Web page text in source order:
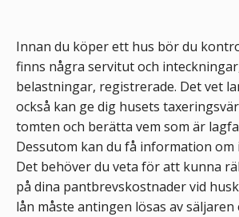
Innan du köper ett hus bör du
finns några servitut och
belastningar, registrerade. Det vet
också kan ge dig husets
tomten och berätta vem som är
Dessutom kan du få information om
Det behöver du veta för att kunna
på dina pantbrevskostnader vid
lån måste antingen lösas av